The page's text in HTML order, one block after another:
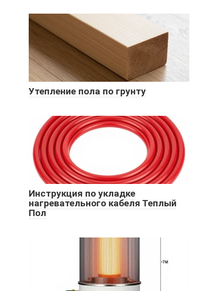
Утепление пола по грунту
Инструкция по укладке
нагревательного кабеля Теплый
Пол